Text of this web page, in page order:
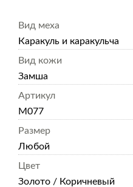
Вид меха
Каракуль и каракульча
Вид кожи
Замша
Артикул
M077
Размер
Любой
Цвет
Золото / Коричневый